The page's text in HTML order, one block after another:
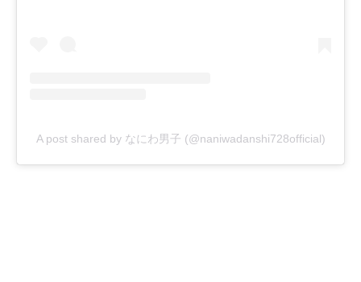
A post shared by なにわ男子 (@naniwadanshi728official)